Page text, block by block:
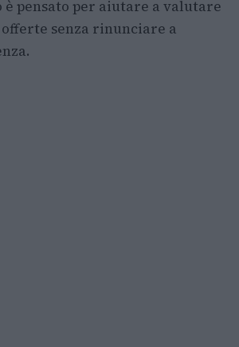
pensato per aiutare a valutare
senza rinunciare a